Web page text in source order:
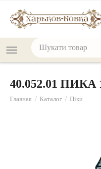
40.052.01 ПИКА
Главная / Каталог / Піки